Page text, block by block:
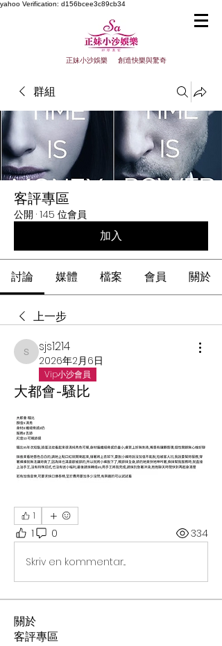
yahoo Verification: d156bcee3c89cb34
正妹小沙娛樂 創造快樂與驚奇
群組
客評專區
公開 · 145 位會員
加入
討論 媒體 檔案 會員 關於
上一步
sjs1214
sjs1214
2026年2月6日
Vip小沙會員
大都會-騷比
1
1 0 334
Skriv en kommentar...
關於
客評專區